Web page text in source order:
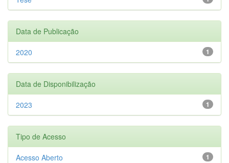
Data de Publicação
1
2020
Data de Disponibilização
1
2023
Tipo de Acesso
1
Acesso Aberto